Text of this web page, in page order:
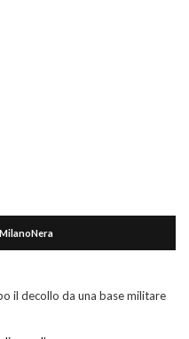
il decollo da una base militare